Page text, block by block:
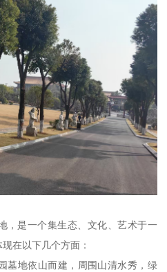
，是一个集生态、文化、艺术于一
在以下几个方面：
墓地依山而建，周围山清水秀，绿